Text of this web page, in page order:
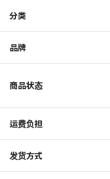
分类
品牌
商品状态
运费负担
发货方式